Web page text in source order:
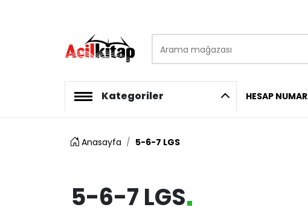
logo
Kategoriler HESAP
Anasayfa 5-6-7 LGS
5-6-7 LGS